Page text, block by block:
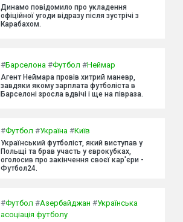
Динамо повідомило про укладення
офіційної угоди відразу після зустрічі з
Карабахом.
#Барселона #Футбол #Неймар
Агент Неймара провів хитрий маневр,
завдяки якому зарплата футболіста в
Барселоні зросла вдвічі і ще на півраза.
#Футбол #Україна #Київ
Український футболіст, який виступав у
Польщі та брав участь у єврокубках,
оголосив про закінчення своєї кар'єри -
Футбол24.
#Футбол #Азербайджан #Українська
асоціація футболу